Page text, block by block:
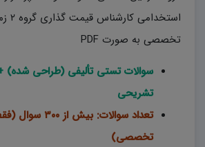
تخصصی به صورت PDF
سوالات تستی تألیفی (طراحی شده)
تشریحی
تعداد سوالات: بیش
تخصصی)